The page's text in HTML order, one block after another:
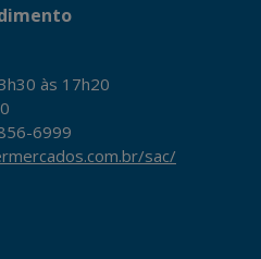
às 17h20
6999
sac/